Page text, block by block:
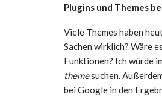
Plugins und Themes
Viele Themes haben
Sachen wirklich? Wäre
Funktionen? Ich würde
themesuchen.
bei Google in den